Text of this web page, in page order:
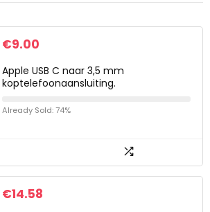
€9.00
Apple USB C naar 3,5 mm
koptelefoonaansluiting.
Already Sold: 74%
€14.58